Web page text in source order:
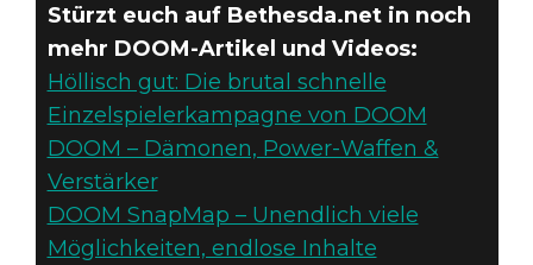
Stürzt euch auf Bethesda.net in noch
mehr DOOM-Artikel und Videos:
Höllisch gut: Die brutal schnelle
Einzelspielerkampagne von DOOM
DOOM – Dämonen, Power-Waffen &
Verstärker
DOOM SnapMap – Unendlich viele
Möglichkeiten, endlose Inhalte